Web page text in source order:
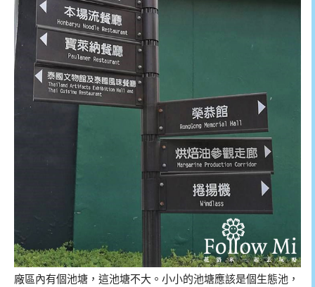
廠區內有個池塘，這池塘不大。小小的池塘應該是個生態池，